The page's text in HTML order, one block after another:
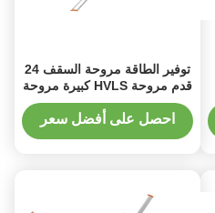
توفير الطاقة مروحة السقف 24
قدم مروحة HVLS كبيرة مروحة
مستودع التبريد مروحة ضجيج
أقل
احصل على أفضل سعر